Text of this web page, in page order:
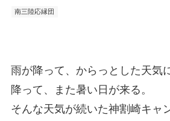
南三陸応縁団
雨が降って、からっとした天気
降って、また暑い日が来る。
そんな天気が続いた神割崎キャ